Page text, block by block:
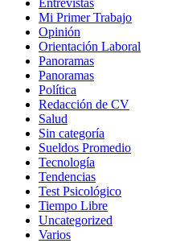
Entrevistas
Mi Primer Trabajo
Opinión
Orientación Laboral
Panoramas
Panoramas
Política
Redacción de CV
Salud
Sin categoría
Sueldos Promedio
Tecnología
Tendencias
Test Psicológico
Tiempo Libre
Uncategorized
Varios